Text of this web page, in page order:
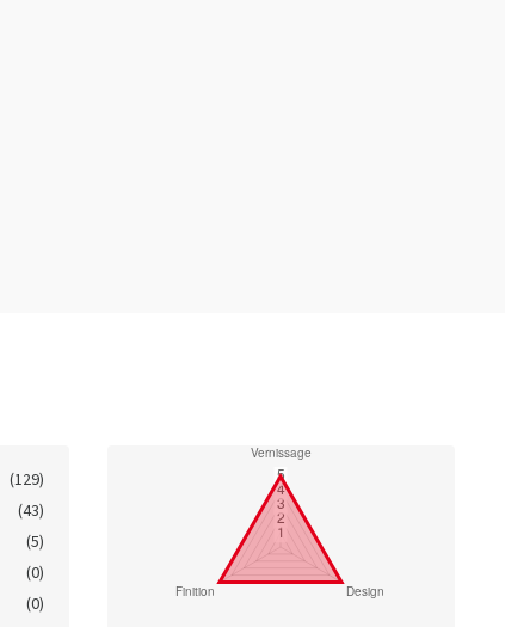
(129)
(43)
(5)
(0)
(0)